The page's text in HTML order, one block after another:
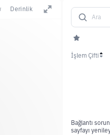
Derinlik
İşlem Çifti
Bağlantı
sayfayı